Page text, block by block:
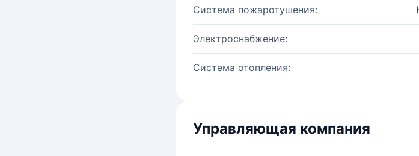
Система пожаротушения:
Электроснабжение:
Система отопления:
Управляющая компания